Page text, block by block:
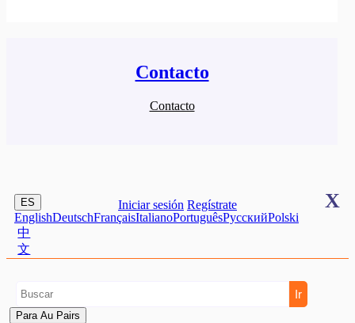
Contacto
Contacto
ES
EnglishDeutschFrançaisItalianoPortuguêsPусскийPolski
中
文
Iniciar sesión Regístrate X
Para Au Pairs